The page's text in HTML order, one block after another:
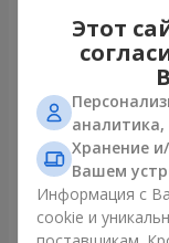
Букет "Королеве
2 732 грн
Этот
Хранение
Вашем
Информация с
cookie и